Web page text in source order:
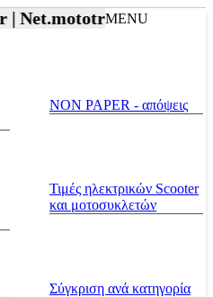
Net.mototriti.gr |
MENU
NON PAPER - απόψεις
Τιμές ηλεκτρικών Scooter
και μοτοσυκλετών
Σύγκριση ανά κατηγορία